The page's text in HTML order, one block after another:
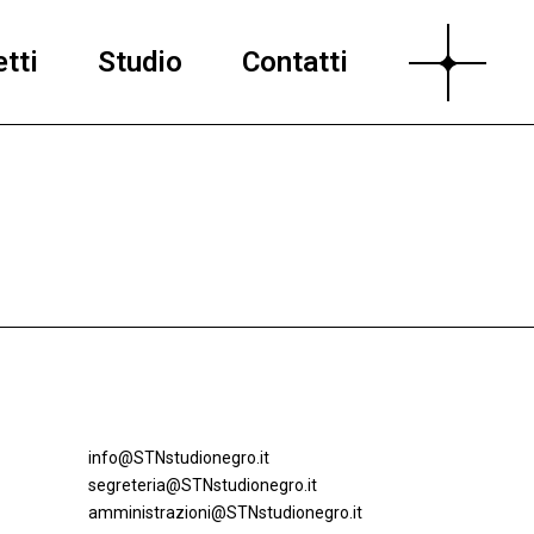
Studio Contatti
info@STNstudionegro.it
segreteria@STNstudionegro.it
amministrazioni@STNstudionegro.it